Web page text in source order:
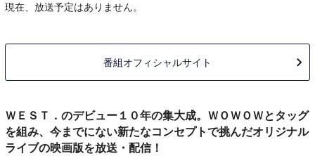
現在、放送予定はありません。
番組オフィシャルサイト
ＷＥＳＴ．のデビュー１０年の集大成。ＷＯＷＯＷとタッグ
を組み、今までにない新たなコンセプトで挑んだオリジナル
ライブの映画版を放送・配信！